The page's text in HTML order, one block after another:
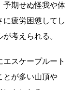
予期せぬ怪我や体
疲労困憊してし
考えられる。
スケープルート
とが多い山頂や